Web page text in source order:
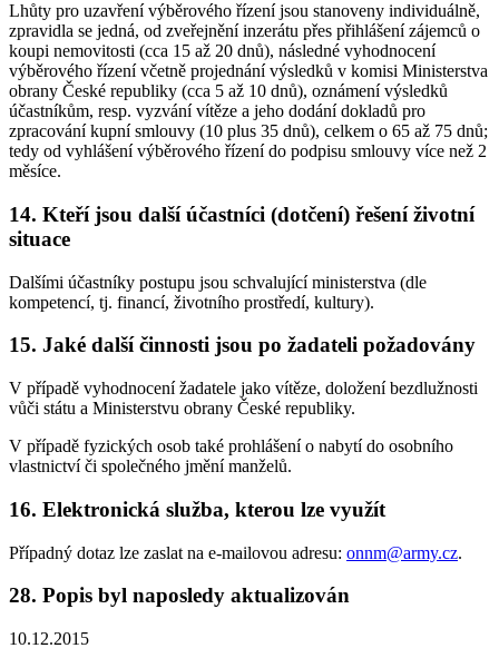
Lhůty pro uzavření výběrového řízení jsou stanoveny individuálně,
zpravidla se jedná, od zveřejnění inzerátu přes přihlášení zájemců o
koupi nemovitosti (cca 15 až 20 dnů), následné vyhodnocení
výběrového řízení včetně projednání výsledků v komisi Ministerstva
obrany České republiky (cca 5 až 10 dnů), oznámení výsledků
účastníkům, resp. vyzvání vítěze a jeho dodání dokladů pro
zpracování kupní smlouvy (10 plus 35 dnů), celkem o 65 až 75 dnů;
tedy od vyhlášení výběrového řízení do podpisu smlouvy více než 2
měsíce.
14. Kteří jsou další účastníci (dotčení) řešení životní
situace
Dalšími účastníky postupu jsou schvalující ministerstva (dle
kompetencí, tj. financí, životního prostředí, kultury).
15. Jaké další činnosti jsou po žadateli požadovány
V případě vyhodnocení žadatele jako vítěze, doložení bezdlužnosti
vůči státu a Ministerstvu obrany České republiky.
V případě fyzických osob také prohlášení o nabytí do osobního
vlastnictví či společného jmění manželů.
16. Elektronická služba, kterou lze využít
Případný dotaz lze zaslat na e-mailovou adresu: onnm@army.cz.
28. Popis byl naposledy aktualizován
10.12.2015